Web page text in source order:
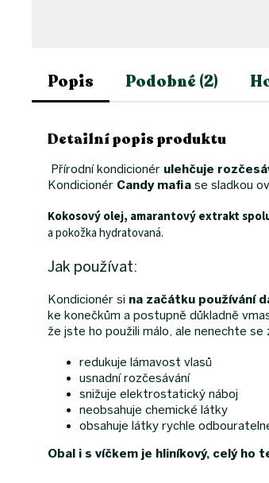
Popis Podobné (2)
Detailní popis produktu
Přírodní kondicionér ulehčuje
Kondicionér Candy mafia se sladkou
Kokosový olej, amarantový extrakt
a pokožka hydratovaná.
Jak používat:
Kondicionér si na začátku používání
ke konečkům a postupně důkladně
že jste ho použili málo, ale nenechte se
redukuje lámavost vlasů
usnadní rozčesávání
snižuje elektrostatický náboj
neobsahuje chemické látky
obsahuje látky rychle
Obal i s víčkem je hliníkový, celý ho